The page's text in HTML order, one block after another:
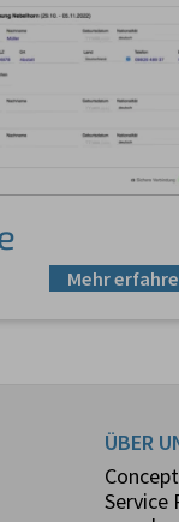
Mehr
ÜBER
Service